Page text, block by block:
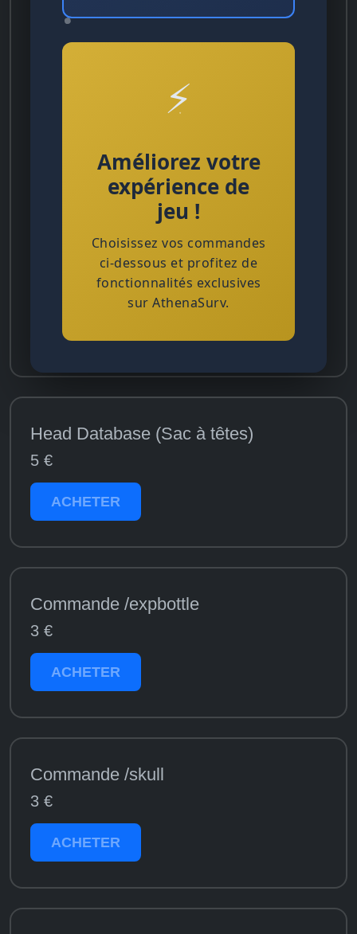
⚡
Améliorez votre
expérience de
jeu !
Choisissez vos commandes
ci-dessous et profitez de
fonctionnalités exclusives
sur AthenaSurv.
Head Database (Sac à têtes)
5 €
ACHETER
Commande /expbottle
3 €
ACHETER
Commande /skull
3 €
ACHETER